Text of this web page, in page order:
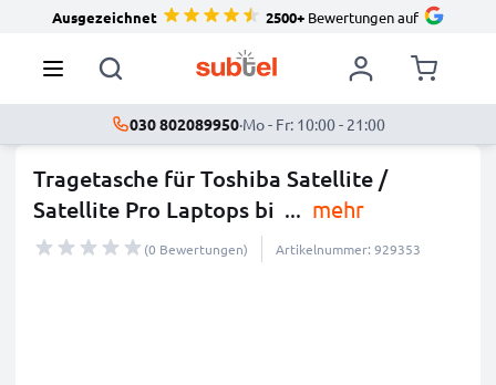
Ausgezeichnet 2500+Bewertungen auf
030 802089950·Mo - Fr: 10:00 - 21:00
Tragetasche für Toshiba Satellite /
Satellite Pro Laptops bi ... mehr
(0 Bewertungen) Artikelnummer: 929353